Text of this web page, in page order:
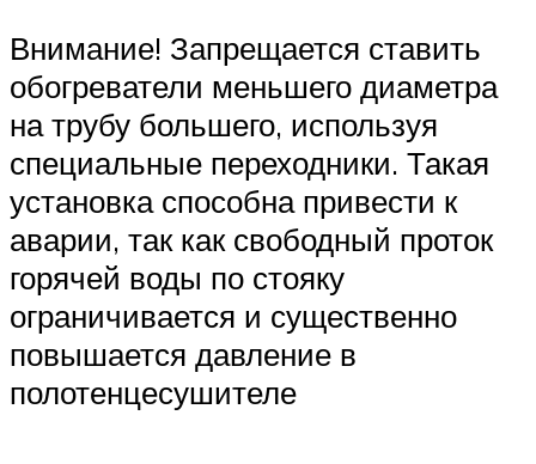
Внимание! Запрещается ставить
обогреватели меньшего диаметра
на трубу большего, используя
специальные переходники. Такая
установка способна привести к
аварии, так как свободный проток
горячей воды по стояку
ограничивается и существенно
повышается давление в
полотенцесушителе